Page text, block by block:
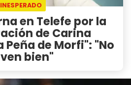
INESPERADO
en Telefe por la
de Carina
Peña de Morfi": "No
bien"